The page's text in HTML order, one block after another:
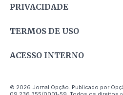
PRIVACIDADE
TERMOS DE USO
ACESSO INTERNO
© 2026 Jornal Opção. Publicado por